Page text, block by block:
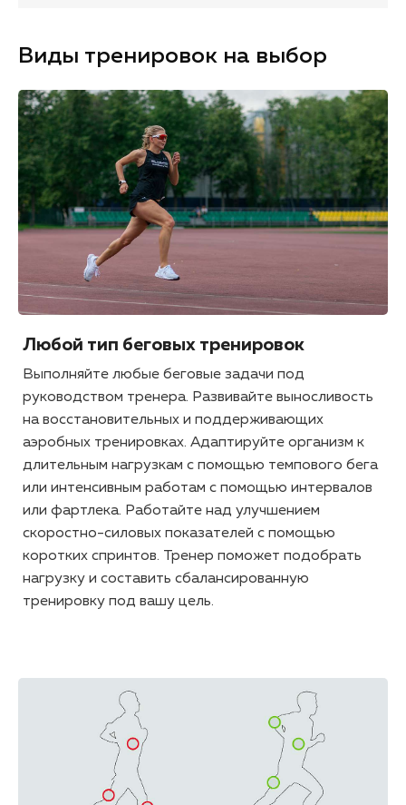
Виды тренировок на выбор
Любой тип беговых тренировок
Выполняйте любые беговые задачи под
руководством тренера. Развивайте выносливость
на восстановительных и поддерживающих
аэробных тренировках. Адаптируйте организм к
длительным нагрузкам с помощью темпового бега
или интенсивным работам с помощью интервалов
или фартлека. Работайте над улучшением
скоростно-силовых показателей с помощью
коротких спринтов. Тренер поможет подобрать
нагрузку и составить сбалансированную
тренировку под вашу цель.